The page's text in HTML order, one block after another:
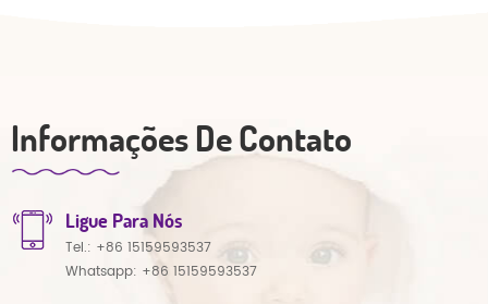
Informações De Contato
Ligue Para Nós
Tel.: +86 15159593537
Whatsapp: +86 15159593537